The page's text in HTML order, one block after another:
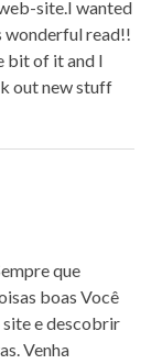
site.I wanted
read!!
bit of it and I
out new stuff
que
boas Você
site e descobrir
Venha